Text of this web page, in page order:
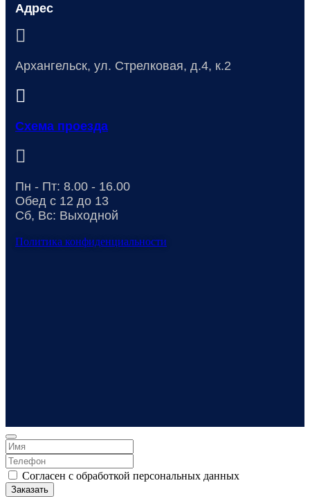
Адрес
Архангельск, ул. Стрелковая, д.4, к.2
Схема проезда
Пн - Пт: 8.00 - 16.00
Обед с 12 до 13
Сб, Вс: Выходной
Политика конфиденциальности
Согласен с обработкой персональных данных
Заказать